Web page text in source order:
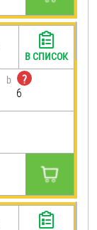
b
?
6
В СПИСОК